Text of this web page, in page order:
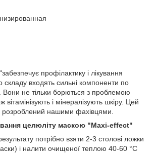
профілактику і лікування
складу входять сильні компоненти по
не тільки борються з проблемою
вітамінізують і мінералізують шкіру. Цей
розроблений нашими фахівцями.
целюліту маскою "Maxi-effect"
потрібно взяти 2-3 столові ложки
і налити очищеної теплою 40-60 °С